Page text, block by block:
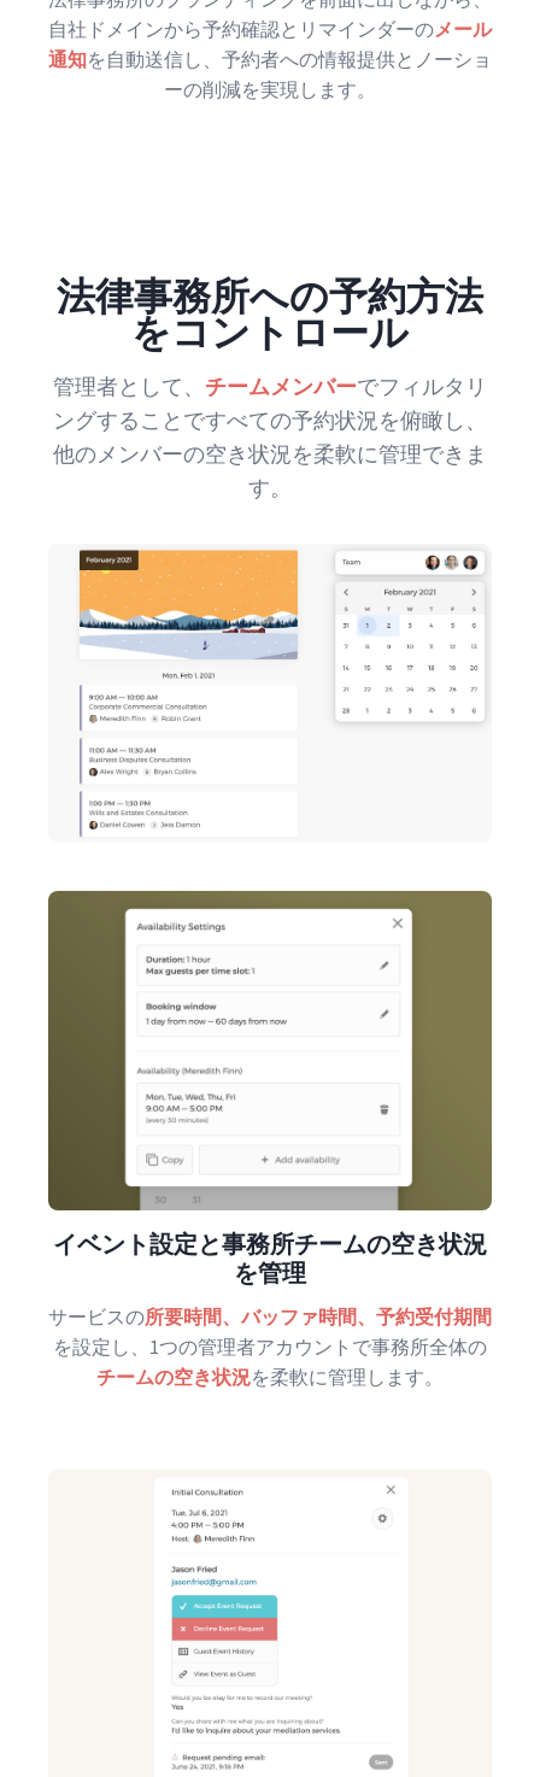
自社ドメインから予約確認とリマインダーのメール
通知を自動送信し、予約者への情報提供とノーショ
ーの削減を実現します。
法律事務所への予約方法
をコントロール
管理者として、 チームメンバーでフィルタリ
ングすることですべての予約状況を俯瞰し、
他のメンバーの空き状況を柔軟に管理できま
す。
イベント設定と事務所チームの空き状況
を管理
サービスの所要時間、バッファ時間、予約受付期間
を設定し、1つの管理者アカウントで事務所全体の
チームの空き状況を柔軟に管理します。